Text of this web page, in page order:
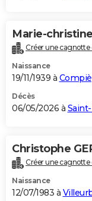
Marie-
Créer une cagnotte
Naissance
19/11/1939 à
Décès
06/05/2026 à
Christophe
Créer une cagnotte
Naissance
12/07/1983 à